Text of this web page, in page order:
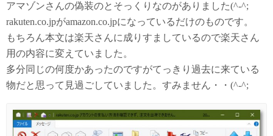
アマゾンさんの偽装のとそっくりなのがありました(^-^;
rakuten.co.jpがamazon.co.jpになっているだけのものです。
もちろん本文は楽天さんに成りすましているので楽天さん
用の内容に変えていました。
多分同じの何度かあったのですがてっきり過去に来ている
物だと思って見過ごしていました。すみません・・(^-^;